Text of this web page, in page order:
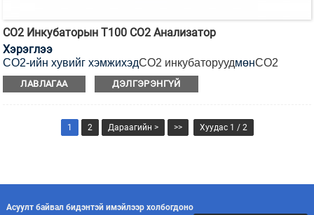
CO2 Инкубаторын T100 CO2 Анализатор
Хэрэглээ
CO2-ийн хувийг хэмжихэдCO2 инкубаторуудмөнCO2
инкубаторын сэгсрэгч.
ЛАВЛАГАА ДЭЛГЭРЭНГҮЙ
1 2 Дараагийн > >> Хуудас 1 / 2
Асуулт байвал бидэнтэй имэйлээр холбогдоно